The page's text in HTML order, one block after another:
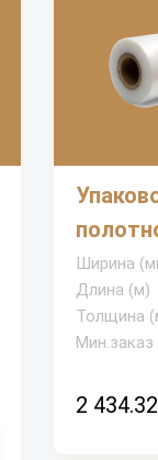
Ширина
Длина (м)
Толщина
Мин.заказ
2